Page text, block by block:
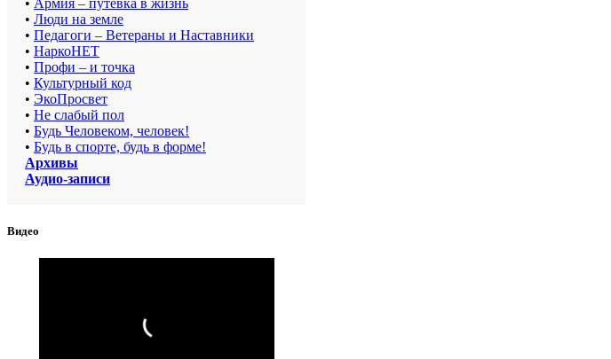
• Люди на земле
• Педагоги – Ветераны и Наставники
• НаркоНЕТ
• Профи – и точка
• Культурный код
• ЭкоПросвет
• Не слабый пол
• Будь Человеком, человек!
• Будь в спорте, будь в форме!
Архивы
Аудио-записи
Видео